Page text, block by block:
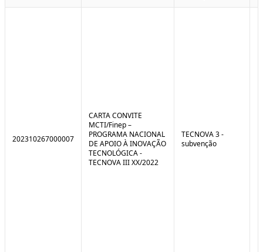
202310267000007
CARTA CONVITE
MCTI/Finep –
PROGRAMA NACIONAL
DE APOIO À INOVAÇÃO
TECNOLÓGICA -
TECNOVA III XX/2022
TECNOVA 3 -
subvenção